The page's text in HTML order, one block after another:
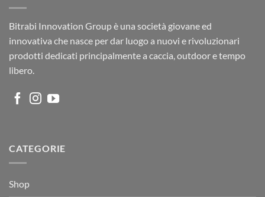
Bitrabi Innovation Group è una società giovane ed
innovativa che nasce per dar luogo a nuovi e rivoluzionari
prodotti dedicati principalmente a caccia, outdoor e tempo
libero.
CATEGORIE
Shop